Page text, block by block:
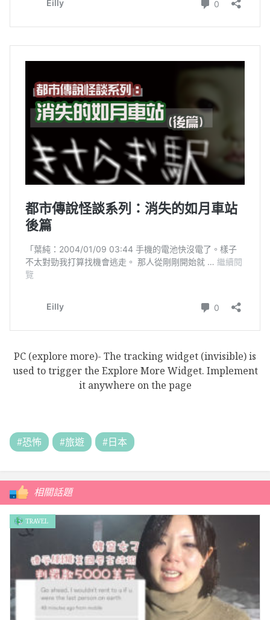
PC (explore more)- The tracking widget (invisible) is
used to trigger the Explore More Widget. Implement
it anywhere on the page
#恐怖 #旅遊 #日本
相關話題
TRAVEL